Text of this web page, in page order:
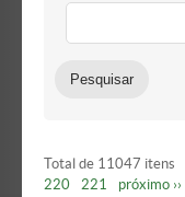
Total de 11047 itens
220
221 próximo ››